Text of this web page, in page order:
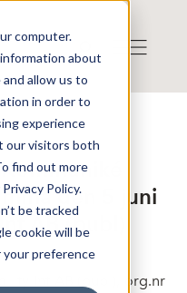
computer.
about
allow us to
in order to
experience
our visitors both
find out more
Policy.
be tracked
cookie will be
your preference
den 5 juni
AB (publ)
Int AB (publ), org.nr